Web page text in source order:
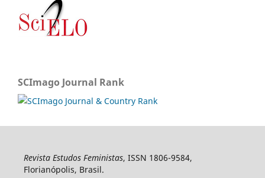
SCImago Journal Rank
Revista Estudos Feministas, ISSN 1806-9584,
Florianópolis, Brasil.